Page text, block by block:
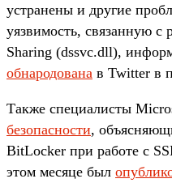
устранены и другие
уязвимость, связанную с
Sharing (dssvc.dll),
обнародована в Twitter в
Также специалисты
безопасности,
BitLocker при работе с
этом месяце был